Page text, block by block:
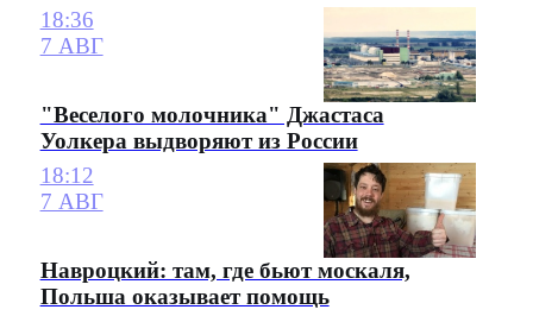
18:36
7 АВГ
"Веселого молочника" Джастаса
Уолкера выдворяют из России
18:12
7 АВГ
Навроцкий: там, где бьют москаля,
Польша оказывает помощь